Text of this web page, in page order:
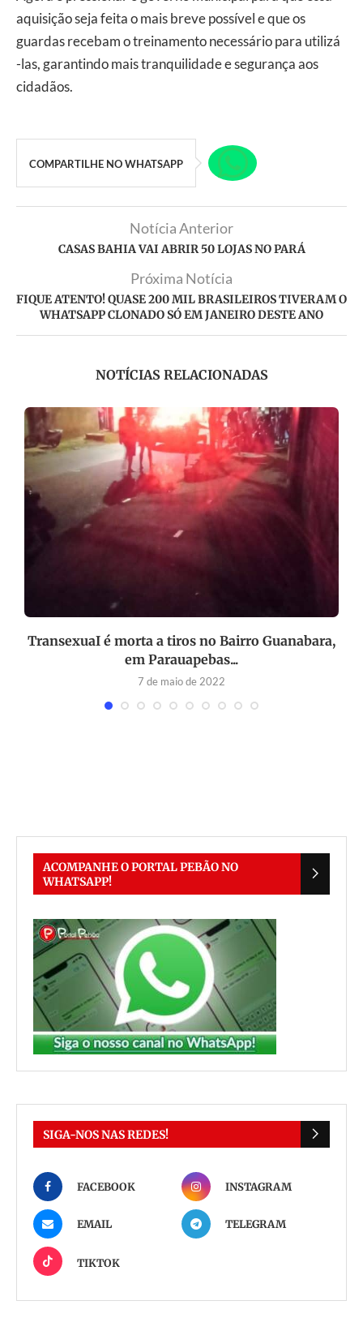
aquisição seja feita o mais breve possível e que os
guardas recebam o treinamento necessário para utilizá
-las, garantindo mais tranquilidade e segurança aos
cidadãos.
COMPARTILHE NO WHATSAPP
Notícia Anterior
CASAS BAHIA VAI ABRIR 50 LOJAS NO PARÁ
Próxima Notícia
FIQUE ATENTO! QUASE 200 MIL BRASILEIROS TIVERAM O
WHATSAPP CLONADO SÓ EM JANEIRO DESTE ANO
NOTÍCIAS RELACIONADAS
TransexuaI é morta a tiros no Bairro Guanabara,
em Parauapebas...
7 de maio de 2022
ACOMPANHE O PORTAL PEBÃO NO
WHATSAPP!
SIGA-NOS NAS REDES!
FACEBOOK INSTAGRAM
EMAIL TELEGRAM
TIKTOK